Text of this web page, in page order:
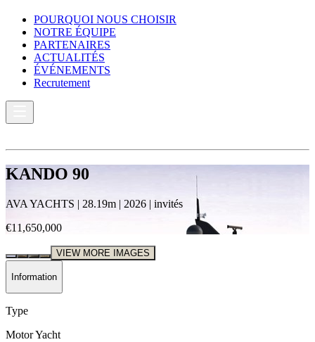
POURQUOI NOUS CHOISIR
NOTRE ÉQUIPE
PARTENAIRES
ACTUALITÉS
ÉVÉNEMENTS
Recrutement
KANDO 90
AVA YACHTS | 28.19m | 2026 | invités
€11,650,000
VIEW MORE IMAGES
Information
Type
Motor Yacht